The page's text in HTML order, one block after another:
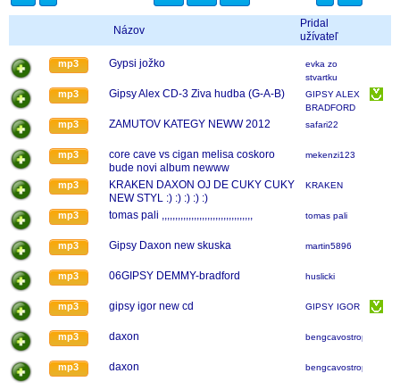
Názov
Pridal
užívateľ
mp3 Gypsi jožko
evka zo
stvartku
mp3 Gipsy Alex CD-3 Ziva hudba (G-A-B)
GIPSY ALEX
BRADFORD
mp3 ZAMUTOV KATEGY NEWW 2012 safari22
mp3
core cave vs cigan melisa coskoro
bude novi album newww
mekenzi123
mp3
KRAKEN DAXON OJ DE CUKY CUKY
NEW STYL :) :) :) :) :)
KRAKEN
mp3 tomas pali ,,,,,,,,,,,,,,,,,,,,,,,,,,,,,,,,,, tomas pali
mp3 Gipsy Daxon new skuska martin5896
mp3 06GIPSY DEMMY-bradford huslicki
mp3 gipsy igor new cd GIPSY IGOR
mp3 daxon bengcavostropkov
mp3 daxon bengcavostropkov